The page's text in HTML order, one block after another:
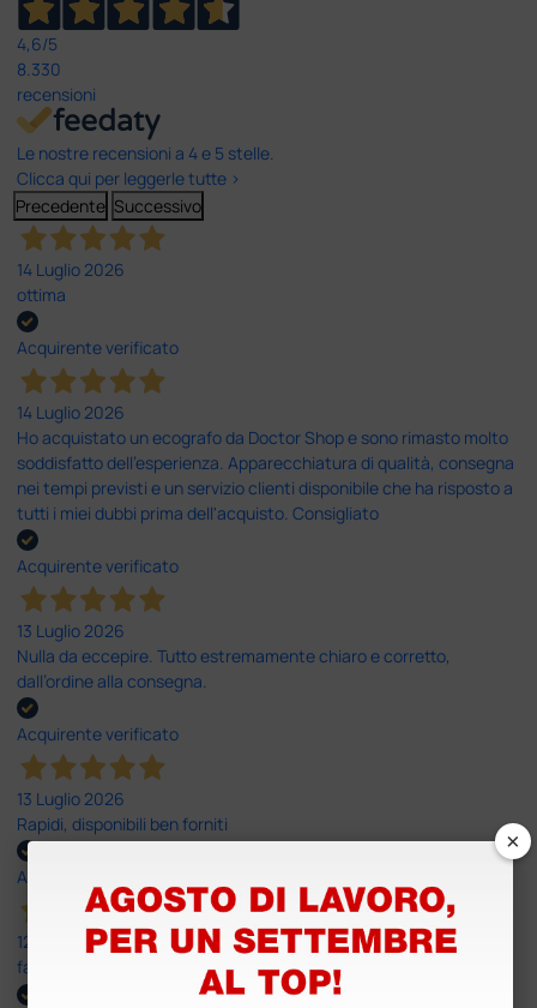
4,6/5
8.330
recensioni
Le nostre recensioni a 4 e 5 stelle.
Clicca qui per leggerle tutte >
Precedente Successivo
14 Luglio 2026
ottima
Acquirente verificato
14 Luglio 2026
Ho acquistato un ecografo da Doctor Shop e sono rimasto molto
soddisfatto dell'esperienza. Apparecchiatura di qualità, consegna
nei tempi previsti e un servizio clienti disponibile che ha risposto a
tutti i miei dubbi prima dell'acquisto. Consigliato
Acquirente verificato
13 Luglio 2026
Nulla da eccepire. Tutto estremamente chiaro e corretto,
dall’ordine alla consegna.
Acquirente verificato
13 Luglio 2026
Rapidi, disponibili ben forniti
Acquirente verificato
12 Giugno 2026
facilità di acquisto e puntualità
×